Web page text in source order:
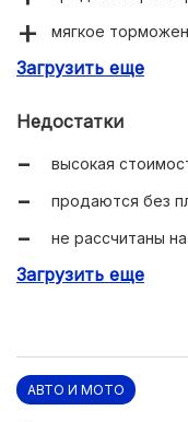
мягкое
мало пыли.
Загрузить еще
Недостатки
высокая
продаются без
не рассчитаны
могут немного
Загрузить еще
АВТО И МОТО